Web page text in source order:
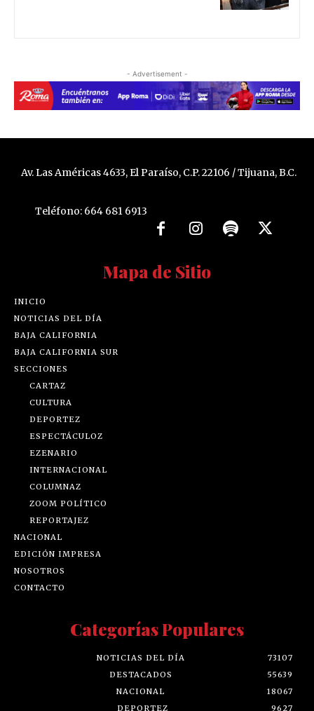
- Advertisement -
Av. Las Américas 4633, El Paraíso, C.P. 22106 / Tijuana, B.C.
Teléfono: 664 681 6913
Mapa de Sitio
INICIO
NOTICIAS DEL DÍA
BAJA CALIFORNIA
BAJA CALIFORNIA SUR
SECCIONES
CARTAZ
CULTURA
DEPORTEZ
ESPECTÁCULOZ
EZENARIO
INTERNACIONAL
COLUMNAZ
ZOOM POLÍTICO
REPORTAJEZ
NACIONAL
EDICIÓN IMPRESA
NOSOTROS
CONTACTO
Categorías Populares
NOTICIAS DEL DÍA
73107
DESTACADOS
55639
NACIONAL
18067
DEPORTEZ
9627